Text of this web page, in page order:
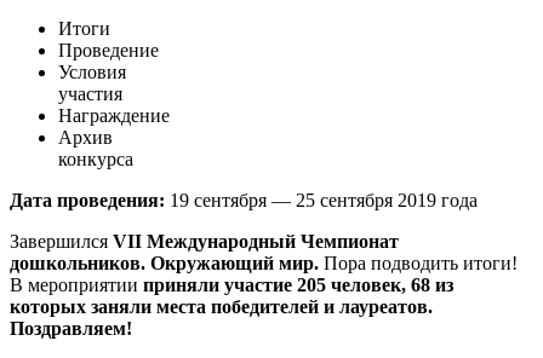
Итоги
Проведение
Условия
участия
Награждение
Архив
конкурса
Дата проведения: 19 сентября — 25 сентября 2019 года
Завершился VII Международный Чемпионат
дошкольников. Окружающий мир. Пора подводить итоги!
В мероприятии приняли участие 205 человек, 68 из
которых заняли места победителей и лауреатов.
Поздравляем!